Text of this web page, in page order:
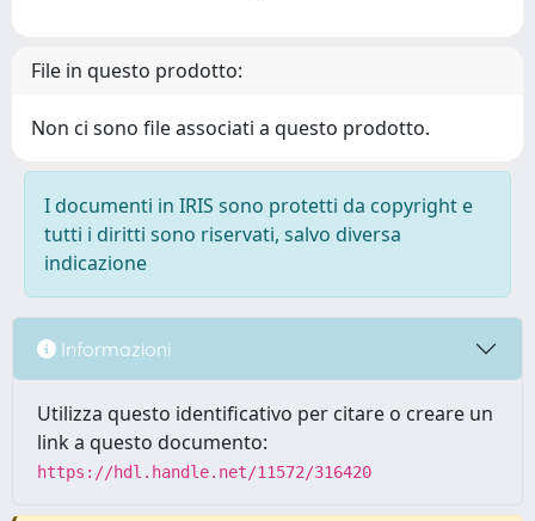
File in questo prodotto:
Non ci sono file associati a questo prodotto.
I documenti in IRIS sono protetti da copyright e
tutti i diritti sono riservati, salvo diversa
indicazione
Informazioni
Utilizza questo identificativo per citare o creare un
link a questo documento:
https://hdl.handle.net/11572/316420